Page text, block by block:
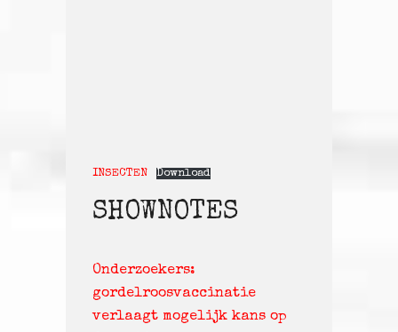
INSECTEN Download
SHOWNOTES
Onderzoekers:
gordelroosvaccinatie
verlaagt mogelijk kans op